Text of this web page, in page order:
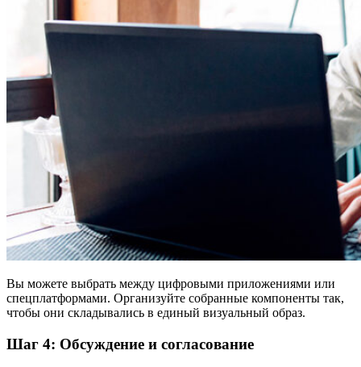
Вы можете выбрать между цифровыми приложениями или
спецплатформами. Организуйте собранные компоненты так,
чтобы они складывались в единый визуальный образ.
Шаг 4: Обсуждение и согласование